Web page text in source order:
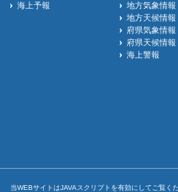
海上予報
地方気象情報
地方天候情報
府県気象情報
府県天候情報
海上警報
当WEBサイトはJAVAスクリプトを有効にしてご覧